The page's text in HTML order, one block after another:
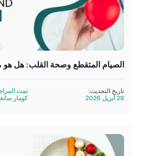
الصيام المتقطع وصحة القلب: هل هو
تاريخ التحديث:
29 أبريل 2026
تمت
كومار